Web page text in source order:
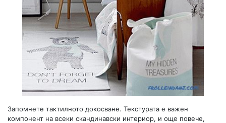
Запомнете тактилното докосване. Текстурата е важен
компонент на всеки скандинавски интериор, и още повече,